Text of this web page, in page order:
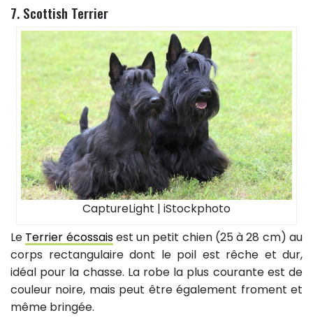
7. Scottish Terrier
CaptureLight | iStockphoto
Le Terrier écossaisest un petit chien (25 à 28 cm) au
corps rectangulaire dont le poil est rêche et dur,
idéal pour la chasse. La robe la plus courante est de
couleur noire, mais peut être également froment et
même bringée.